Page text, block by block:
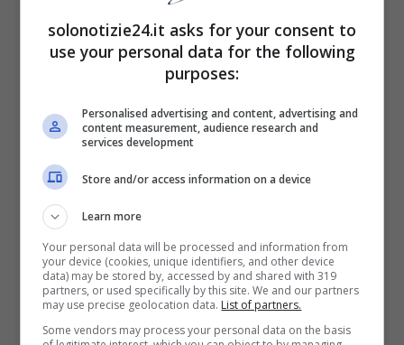
Leggi anche
senza trucco e in tuta: selfie al
naturale per l’ex di Ballando con
le Stelle
solonotizie24.it asks for your consent to
use your personal data for the following
purposes:
Personalised advertising and content, advertising and
content measurement, audience research and
services development
Store and/or access information on a device
Learn more
Your personal data will be processed and information from
your device (cookies, unique identifiers, and other device
data) may be stored by, accessed by and shared with 319
partners, or used specifically by this site. We and our partners
may use precise geolocation data. List of partners.
Some vendors may process your personal data on the basis